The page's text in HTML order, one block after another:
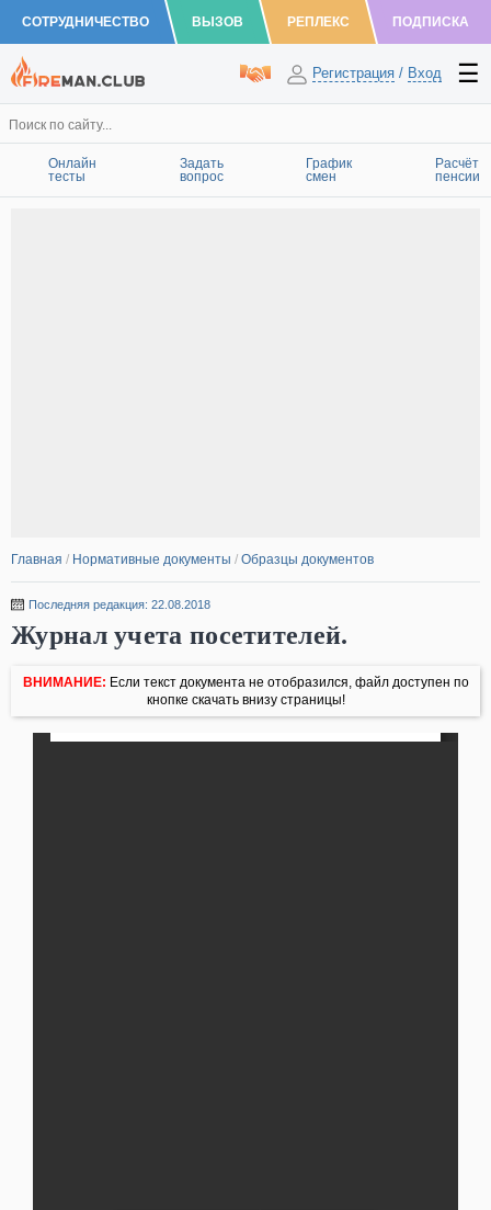
СОТРУДНИЧЕСТВО ВЫЗОВ РЕПЛЕКС ПОДПИСКА
Регистрация / Вход
Онлайн
тесты
Задать
вопрос
График
смен
Расчёт
пенсии
Главная / Нормативные документы / Образцы документов
Последняя редакция: 22.08.2018
Журнал учета посетителей.
ВНИМАНИЕ: Если текст документа не отобразился, файл доступен по
кнопке скачать внизу страницы!